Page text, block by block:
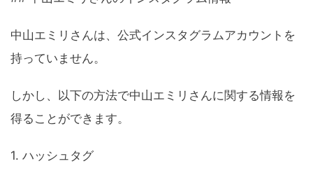
中山エミリさんは、公式インスタグラムアカウントを
持っていません。
しかし、以下の方法で中山エミリさんに関する情報を
得ることができます。
1. ハッシュタグ